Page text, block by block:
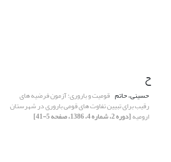
ح
حسینی، حاتم قومیت و باروری: آزمون فرضیه های
رقیب برای تبیین تفاوت های قومی باروری در شهرستان
ارومیه[دوره 2، شماره 4، 1386، صفحه 5-41]